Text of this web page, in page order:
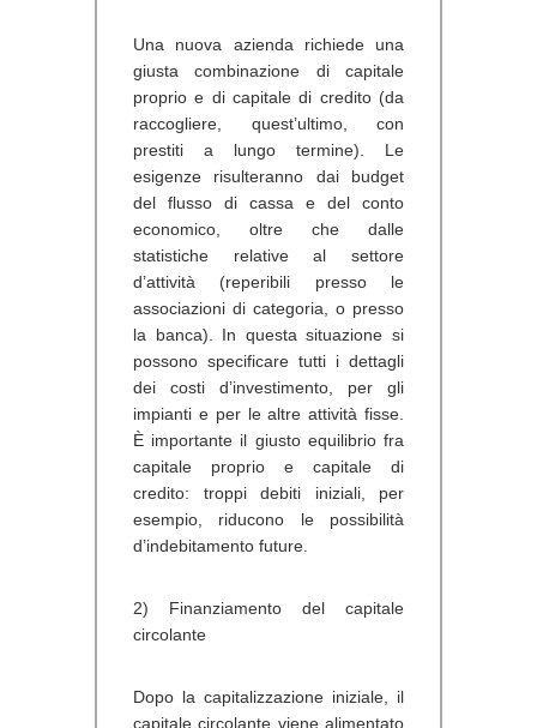
Una nuova azienda richiede una
giusta combinazione di capitale
proprio e di capitale di credito (da
raccogliere, quest’ultimo, con
prestiti a lungo termine). Le
esigenze risulteranno dai budget
del flusso di cassa e del conto
economico, oltre che dalle
statistiche relative al settore
d’attività (reperibili presso le
associazioni di categoria, o presso
la banca). In questa situazione si
possono specificare tutti i dettagli
dei costi d’investimento, per gli
impianti e per le altre attività fisse.
È importante il giusto equilibrio fra
capitale proprio e capitale di
credito: troppi debiti iniziali, per
esempio, riducono le possibilità
d’indebitamento future.
2) Finanziamento del capitale
circolante
Dopo la capitalizzazione iniziale, il
capitale circolante viene alimentato